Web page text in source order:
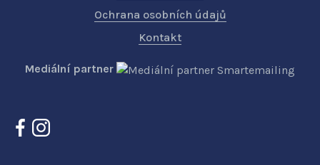
Ochrana osobních údajů
Kontakt
Mediální partner